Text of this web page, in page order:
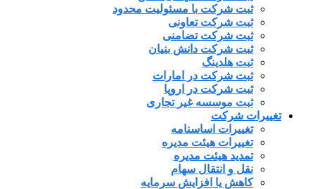
ثبت شرکت با مسئولیت محدود
ثبت شرکت تعاونی
ثبت شرکت تضامنی
ثبت شرکت دانش بنیان
ثبت هلدینگ
ثبت شرکت در امارات
ثبت شرکت در اروپا
ثبت موسسه غیر تجاری
تغییرات شرکت
تغییرات اساسنامه
تغییرات هیئت مدیره
تمدید هیئت مدیره
نقل و انتقال سهام
کاهش یا افزایش سرمایه